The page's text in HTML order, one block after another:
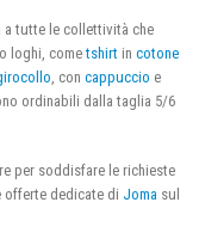
a tutte le collettività che
loghi, cometshirt in cotone
, con cappuccio e
ordinabili dalla taglia 5/6
per soddisfare le richieste
dedicate di Joma sul